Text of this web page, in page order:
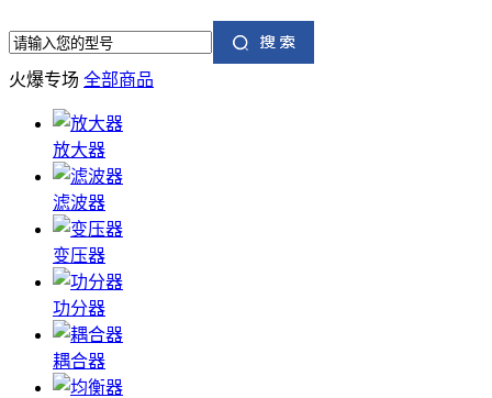
火爆专场 全部商品
放大器
滤波器
变压器
功分器
耦合器